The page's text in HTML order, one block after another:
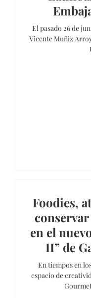
El pasado 26 de
Vicente Muñiz
Foodies,
en el
II” de
En tiempos en
espacio de